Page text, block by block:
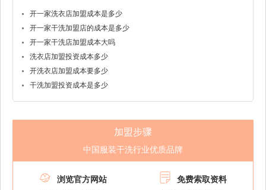
开一家洗衣店加盟成本是多少
开一家干洗加盟店的成本是多少
开一家干洗店加盟成本大吗
洗衣店加盟投资成本多少
开洗衣店加盟成本要多少
干洗加盟投资成本是多少
加盟步骤
中国服装干洗行业优质品牌
 浏览官方网站  免费索取资料